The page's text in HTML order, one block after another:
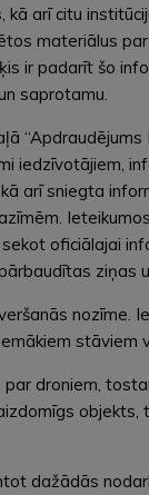
kā arī citu
materiālus
ir padarīt šo
saprotamu.
iedzīvotājiem,
arī sniegta
oficiālajai
ziņas
nozīme.
droniem,
objekts,
dažādās